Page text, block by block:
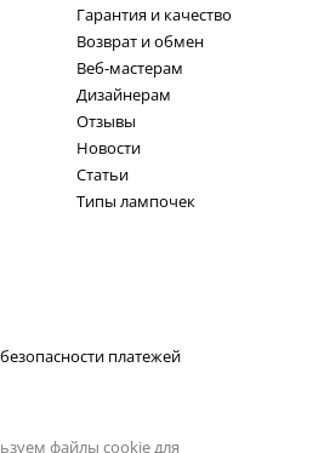
Гарантия и качество
Возврат и обмен
Веб-мастерам
Дизайнерам
Отзывы
Новости
Статьи
Типы лампочек
платежей
файлы cookie для